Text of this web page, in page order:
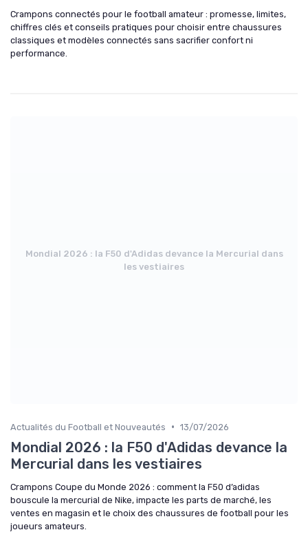
Crampons connectés pour le football amateur : promesse, limites,
chiffres clés et conseils pratiques pour choisir entre chaussures
classiques et modèles connectés sans sacrifier confort ni
performance.
Mondial 2026 : la F50 d'Adidas devance la Mercurial dans
les vestiaires
Actualités du Football et Nouveautés • 13/07/2026
Mondial 2026 : la F50 d'Adidas devance la
Mercurial dans les vestiaires
Crampons Coupe du Monde 2026 : comment la F50 d’adidas
bouscule la mercurial de Nike, impacte les parts de marché, les
ventes en magasin et le choix des chaussures de football pour les
joueurs amateurs.